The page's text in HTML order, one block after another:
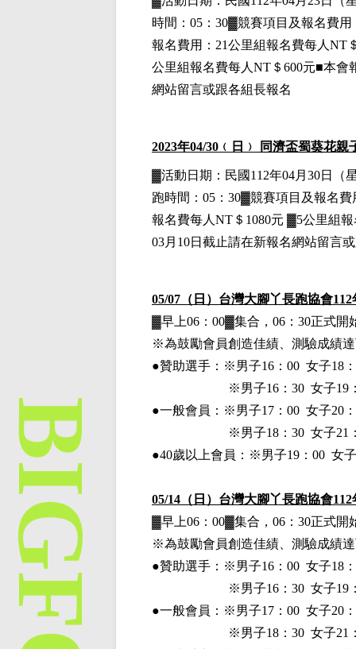
時間：05：30▓競賽項目 及報名費用
報名費用 ：21公里組報名費每人NT
公里組報名費每人NT＄600元■本會
網站留言或跟各組長報名
2023年04/30 ﹙日﹚ 同濟盃蜀葵花親
▓活動日期： 民國112年04月30日
（
跑時間：05：30▓競賽項目 及報名費
報名費每人NT＄1080元 ▓5公里組報
03月10日截止請在新報名網站留言
05/07 （日）台灣大腳丫長跑協會
▓早上06：00▓集合，06：30正式
※為鼓勵會員創造佳績、測驗成績
●贊助選手：※男子16：00 女子18
※男子16：30 女子19
●一般會員： ※男子17：00 女子20
※男子18：30 女子21
●40歲以上會員：※男子19：00 女
05/14 （日）台灣大腳丫長跑協會
▓早上06：00▓集合，06：30正式
※為鼓勵會員創造佳績、測驗成績
●贊助選手：※男子16：00 女子18
※男子16：30 女子19
●一般會員： ※男子17：00 女子20
※男子18：30 女子21